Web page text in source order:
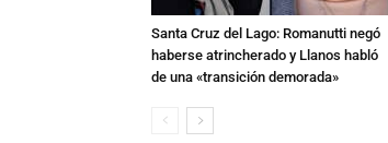
Santa Cruz del Lago: Romanutti negó
haberse atrincherado y Llanos habló
de una «transición demorada»